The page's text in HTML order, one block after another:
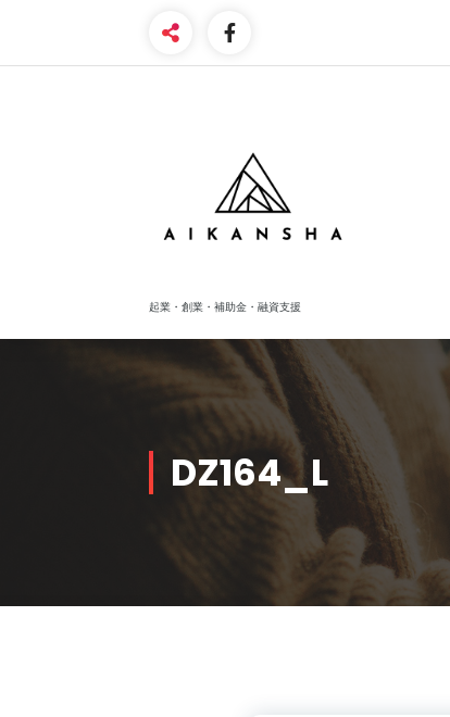
content
起業・創業・補助金・融資支援
DZ164_L